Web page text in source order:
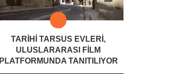
TARİHİ TARSUS EVLERİ,
ULUSLARARASI FİLM
PLATFORMUNDA TANITILIYOR